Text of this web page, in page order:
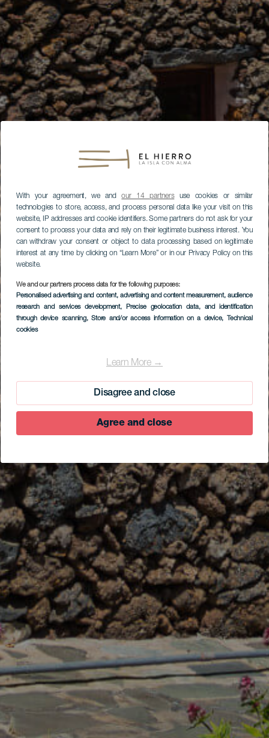
With your agreement, we andour 14 partnersuse cookies or similar
technologies to store, access, and process personal data like your visit on this
website, IP addresses and cookie identifiers. Some partners do not ask for your
consent to process your data and rely on their legitimate business interest. You
can withdraw your consent or object to data processing based on legitimate
interest at any time by clicking on “Learn More” or in our Privacy Policy on this
website.
We and our partners process data for the following purposes:
Personalised advertising and content, advertising and content measurement, audience
research and services development, Precise geolocation data, and identification
through device scanning, Store and/or access information on a device, Technical
cookies
Learn More →
Disagree and close
Agree and close